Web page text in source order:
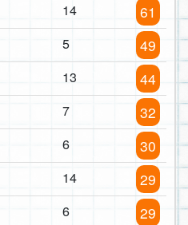
14 61
5 49
13 44
7 32
6 30
14 29
6 29